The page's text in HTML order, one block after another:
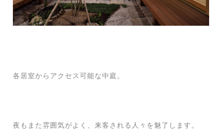
各居室からアクセス可能な中庭。
夜もまた雰囲気がよく、来客される人々を魅了します。